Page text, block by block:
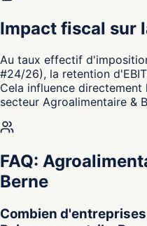
Impact fiscal sur
Au taux effectif
#24/26), la retention
Cela influence
secteur Agroalimentaire &
FAQ:
Berne
Combien